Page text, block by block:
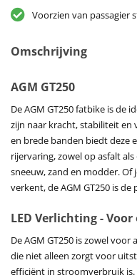
Voorzien van passagier
Omschrijving
AGM GT250
De AGM GT250 fatbike is de
zijn naar kracht, stabiliteit
en brede banden biedt deze
rijervaring, zowel op asfalt
sneeuw, zand en modder.
verkent, de AGM GT250 is
LED Verlichting -
De AGM GT250 is zowel
die niet alleen zorgt voor
efficiënt in stroomverbruik